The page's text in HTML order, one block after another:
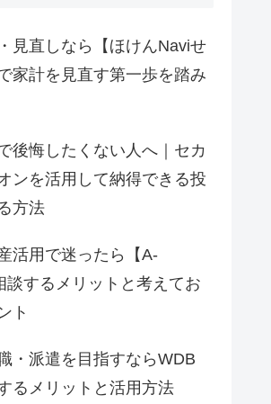
見直しなら【ほけんNaviせ
家計を見直す第一歩を踏み
後悔したくない人へ｜セカ
ンを活用して納得できる投
方法
活用で迷ったら【A-
談するメリットと考えてお
ト
・派遣を目指すならWDB
るメリットと活用方法